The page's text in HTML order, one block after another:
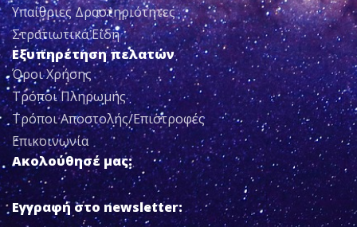
Υπαίθριες Δραστηριότητες
Στρατιωτικά Είδη
Εξυπηρέτηση πελατών
Όροι Χρήσης
Τρόποι Πληρωμής
Τρόποι Αποστολής/Επιστροφές
Επικοινωνία
Ακολούθησέ μας:
Εγγραφή στο newsletter: